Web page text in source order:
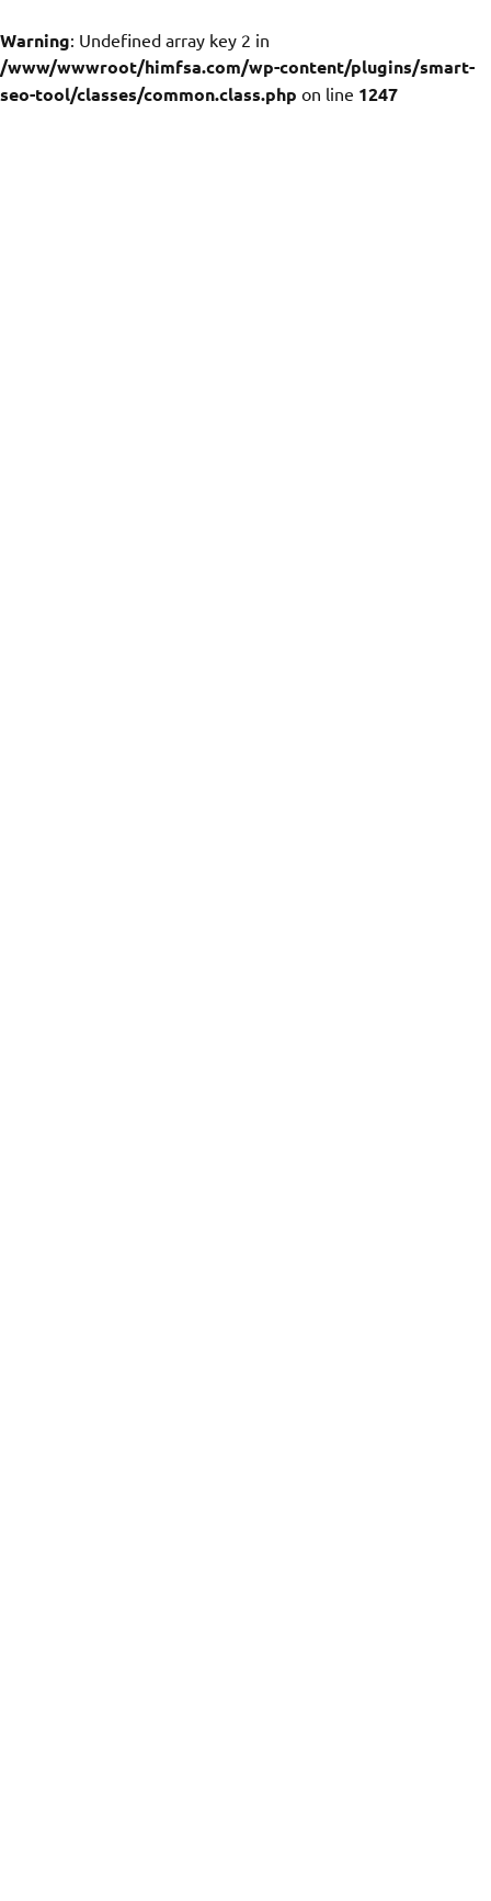
Warning: Undefined array key 2 in
/www/wwwroot/himfsa.com/wp-content/plugins/smart-
seo-tool/classes/common.class.php on line 1247